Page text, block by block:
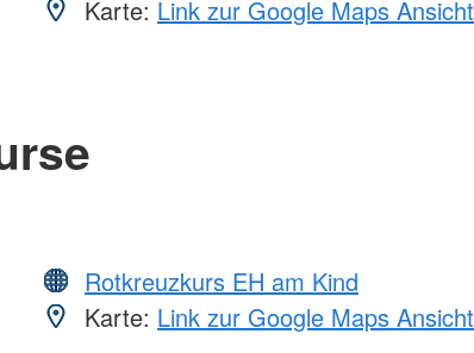
Karte: Link zur Google Maps Ansicht
Rotkreuzkurs EH am Kind
Karte: Link zur Google Maps Ansicht